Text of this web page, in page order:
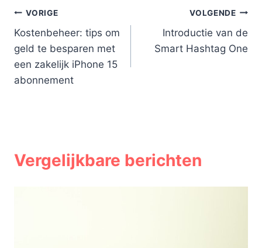
Bericht
navigatie
VORIGE
Kostenbeheer: tips om
geld te besparen met
een zakelijk iPhone 15
abonnement
VOLGENDE
Introductie van de
Smart Hashtag One
Vergelijkbare berichten